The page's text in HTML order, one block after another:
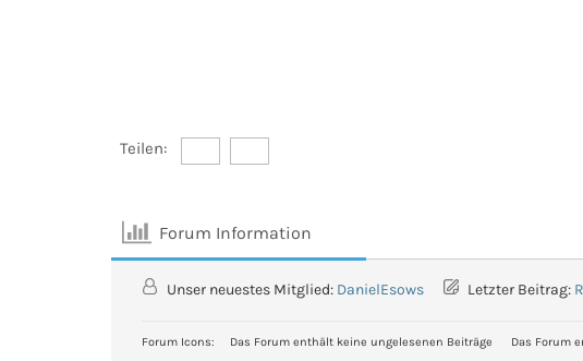
Teilen:
Forum Information
Unser neuestes Mitglied: DanielEsows Letzter Beitrag:
Forum Icons: Das Forum enthält keine ungelesenen Beiträge
Das Forum